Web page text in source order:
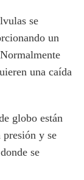
se
un
una caída
globo están
y se
se